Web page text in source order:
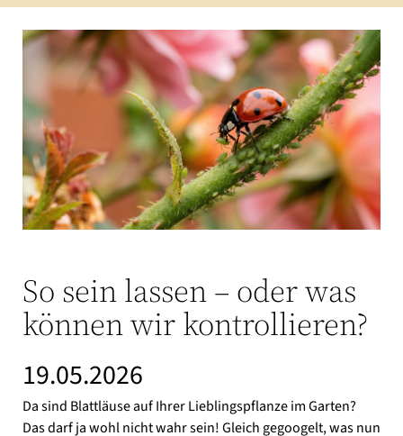
So sein lassen – oder was
können wir kontrollieren?
19.05.2026
Da sind Blattläuse auf Ihrer Lieblingspflanze im Garten?
Das darf ja wohl nicht wahr sein! Gleich gegoogelt, was nun